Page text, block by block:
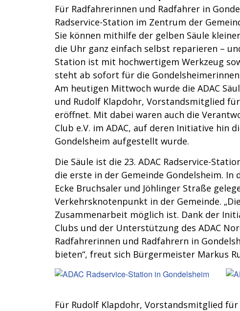
Für Radfahrerinnen und Radfahrer in
Radservice-Station im Zentrum der
Sie können mithilfe der gelben Säule
die Uhr ganz einfach selbst reparieren –
Station ist mit hochwertigem Werkzeug
steht ab sofort für die
Am heutigen Mittwoch wurde die ADAC
und Rudolf Klapdohr, Vorstandsmitglied
eröffnet. Mit dabei waren auch die
Club e.V. im ADAC, auf deren Initiative hin
Gondelsheim aufgestellt wurde.
Die Säule ist die 23. ADAC Radservice-
die erste in der Gemeinde Gondelsheim.
Ecke Bruchsaler und Jöhlinger Straße
Verkehrsknotenpunkt in der Gemeinde.
Zusammenarbeit möglich ist. Dank der
Clubs und der Unterstützung des ADAC
Radfahrerinnen und Radfahrern in
bieten“, freut sich Bürgermeister Markus
Für Rudolf Klapdohr, Vorstandsmitglied